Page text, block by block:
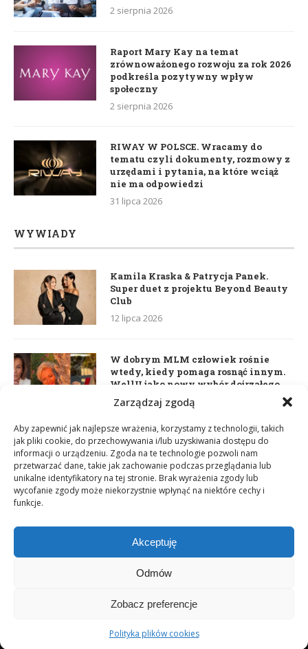
Zarządzaj zgodą
Aby zapewnić jak najlepsze wrażenia, korzystamy z technologii, takich
jak pliki cookie, do przechowywania i/lub uzyskiwania dostępu do
informacji o urządzeniu. Zgoda na te technologie pozwoli nam
przetwarzać dane, takie jak zachowanie podczas przeglądania lub
unikalne identyfikatory na tej stronie. Brak wyrażenia zgody lub
wycofanie zgody może niekorzystnie wpłynąć na niektóre cechy i
funkcje.
Akceptuję
Odmów
Zobacz preferencje
Polityka plików cookies
2 sierpnia 2026
Raport Mary Kay na temat
zrównoważonego rozwoju za rok 2026
podkreśla pozytywny wpływ
społeczny
2 sierpnia 2026
RIWAY W POLSCE. Wracamy do
tematu czyli dokumenty, rozmowy z
urzędami i pytania, na które wciąż
nie ma odpowiedzi
31 lipca 2026
WYWIADY
Kamila Kraska & Patrycja Panek.
Super duet z projektu Beyond Beauty
Club
12 lipca 2026
W dobrym MLM człowiek rośnie
wtedy, kiedy pomaga rosnąć innym.
WellU jako nowy wybór dojrzałego
lidera
Daria Dudzik. Kocham Cię
17 kwietnia 2026
World